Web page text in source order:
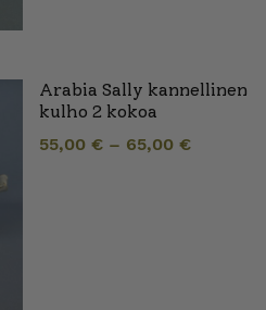
Arabia Sally kannellinen
kulho 2 kokoa
55,00 € – 65,00 €